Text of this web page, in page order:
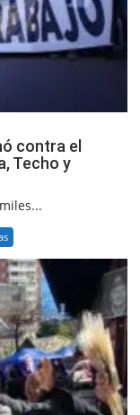
contra el
Techo y